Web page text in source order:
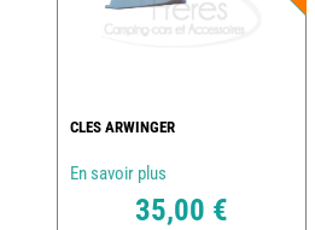
CLES ARWINGER
En savoir plus
35,00 €